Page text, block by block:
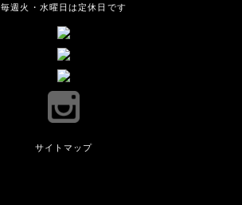
毎週火・水曜日は定休日です
サイトマップ